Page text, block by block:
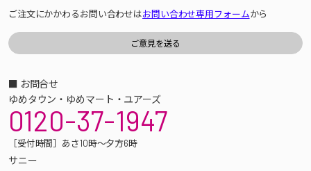
ご注文にかかわるお問い合わせはお問い合わせ専用フォームから
■ お問合せ
ゆめタウン・ゆめマート・ユアーズ
0120-37-1947
［受付時間］あさ10時～夕方6時
サニー